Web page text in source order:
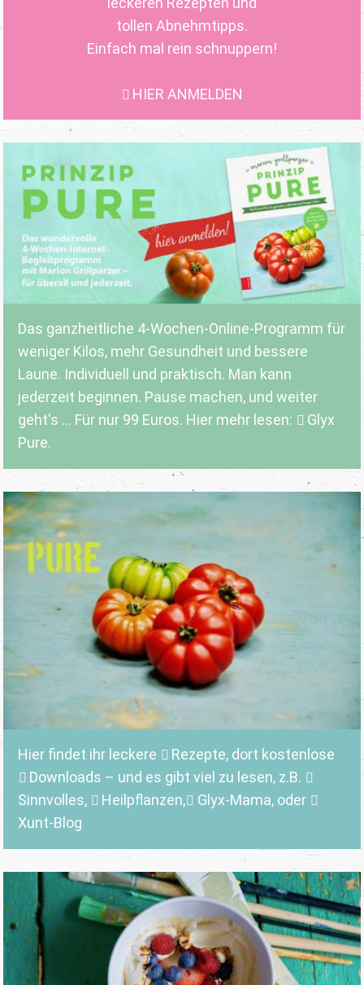
tollen Abnehmtipps.
Einfach mal rein schnuppern!
HIER ANMELDEN
Das ganzheitliche 4-Wochen-Online-Programm für
weniger Kilos, mehr Gesundheit und bessere
Laune. Individuell und praktisch. Man kann
jederzeit beginnen. Pause machen, und weiter
geht's ... Für nur 99 Euros. Hier mehr lesen:
Glyx
Pure.
Hier findet ihr leckere Rezepte, dort kostenlose
Downloads – und es gibt viel zu lesen, z.B.
Sinnvolles, Heilpflanzen, Glyx-Mama,oder
Xunt-Blog